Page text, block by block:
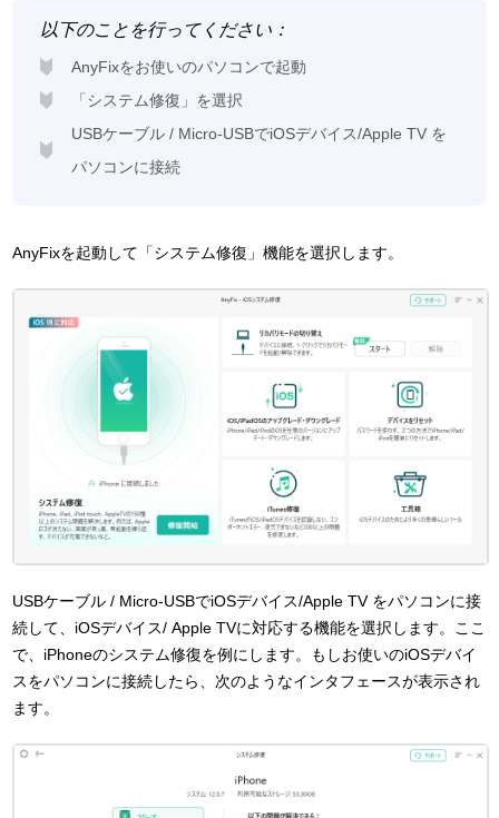
以下のことを行ってください：
AnyFixをお使いのパソコンで起動
「システム修復」を選択
USBケーブル / Micro-USBでiOSデバイス/Apple TV を
パソコンに接続
AnyFixを起動して「システム修復」機能を選択します。
USBケーブル / Micro-USBでiOSデバイス/Apple TV をパソコンに接
続して、iOSデバイス/ Apple TVに対応する機能を選択します。ここ
で、iPhoneのシステム修復を例にします。もしお使いのiOSデバイ
スをパソコンに接続したら、次のようなインタフェースが表示され
ます。